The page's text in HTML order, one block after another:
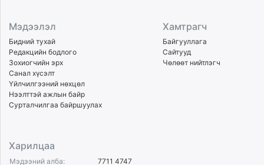
Мэдээлэл
Бидний тухай
Редакцийн бодлого
Зохиогчийн эрх
Санал хүсэлт
Үйлчилгээний нөхцөл
Нээлттэй ажлын байр
Сурталчилгаа байршуулах
Хамтрагч
Байгууллага
Сайтууд
Чөлөөт нийтлэгч
Харилцаа
Мэдээний алба: 7711 4747